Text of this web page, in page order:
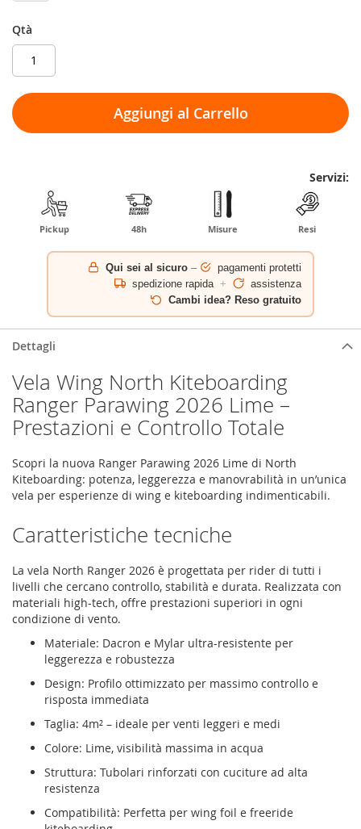
Qtà
Aggiungi al Carrello
Servizi:
Pickup 48h Misure Resi
Qui sei al sicuro –
pagamenti protetti
spedizione rapida +
assistenza
Cambi idea? Reso gratuito
Dettagli
Vela Wing North Kiteboarding
Ranger Parawing 2026 Lime –
Prestazioni e Controllo Totale
Scopri la nuova Ranger Parawing 2026 Lime di North
Kiteboarding: potenza, leggerezza e manovrabilità in un’unica
vela per esperienze di wing e kiteboarding indimenticabili.
Caratteristiche tecniche
La vela North Ranger 2026 è progettata per rider di tutti i
livelli che cercano controllo, stabilità e durata. Realizzata con
materiali high-tech, offre prestazioni superiori in ogni
condizione di vento.
Materiale: Dacron e Mylar ultra-resistente per
leggerezza e robustezza
Design: Profilo ottimizzato per massimo controllo e
risposta immediata
Taglia: 4m² – ideale per venti leggeri e medi
Colore: Lime, visibilità massima in acqua
Struttura: Tubolari rinforzati con cuciture ad alta
resistenza
Compatibilità: Perfetta per wing foil e freeride